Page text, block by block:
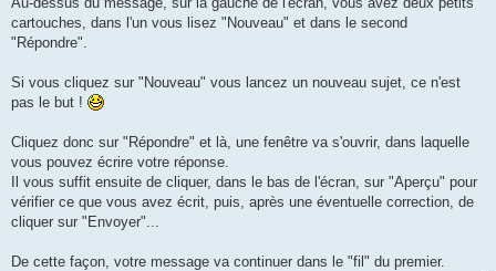
a
g
cartouches, dans l'un vous lisez "Nouveau" et dans le second
"Répondre".
Si vous cliquez sur "Nouveau" vous lancez un nouveau sujet, ce n'est
pas le but !
Cliquez donc sur "Répondre" et là, une fenêtre va s'ouvrir, dans laquelle
vous pouvez écrire votre réponse.
Il vous suffit ensuite de cliquer, dans le bas de l'écran, sur "Aperçu" pour
vérifier ce que vous avez écrit, puis, après une éventuelle correction, de
cliquer sur "Envoyer"...
De cette façon, votre message va continuer dans le "fil" du premier.